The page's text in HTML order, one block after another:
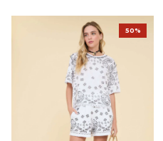
50%